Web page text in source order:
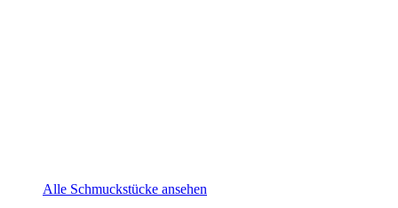
Alle Schmuckstücke ansehen